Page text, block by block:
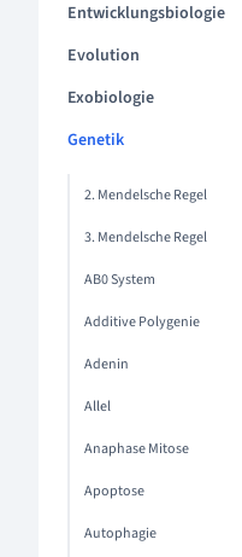
Entwicklungsbiologie
Evolution
Exobiologie
Genetik
2. Mendelsche Regel
3. Mendelsche Regel
AB0 System
Additive Polygenie
Adenin
Allel
Anaphase Mitose
Apoptose
Autophagie